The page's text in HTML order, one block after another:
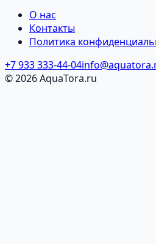
О нас
Контакты
Политика
+7 933 333-44-04
© 2026 AquaTora.ru